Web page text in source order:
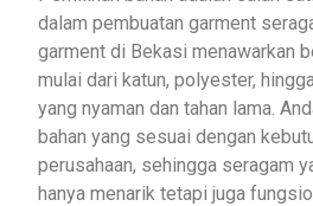
dalam pembuatan garment
garment di Bekasi menawarkan
mulai dari katun, polyester,
yang nyaman dan tahan lama.
bahan yang sesuai dengan
perusahaan, sehingga seragam
hanya menarik tetapi juga